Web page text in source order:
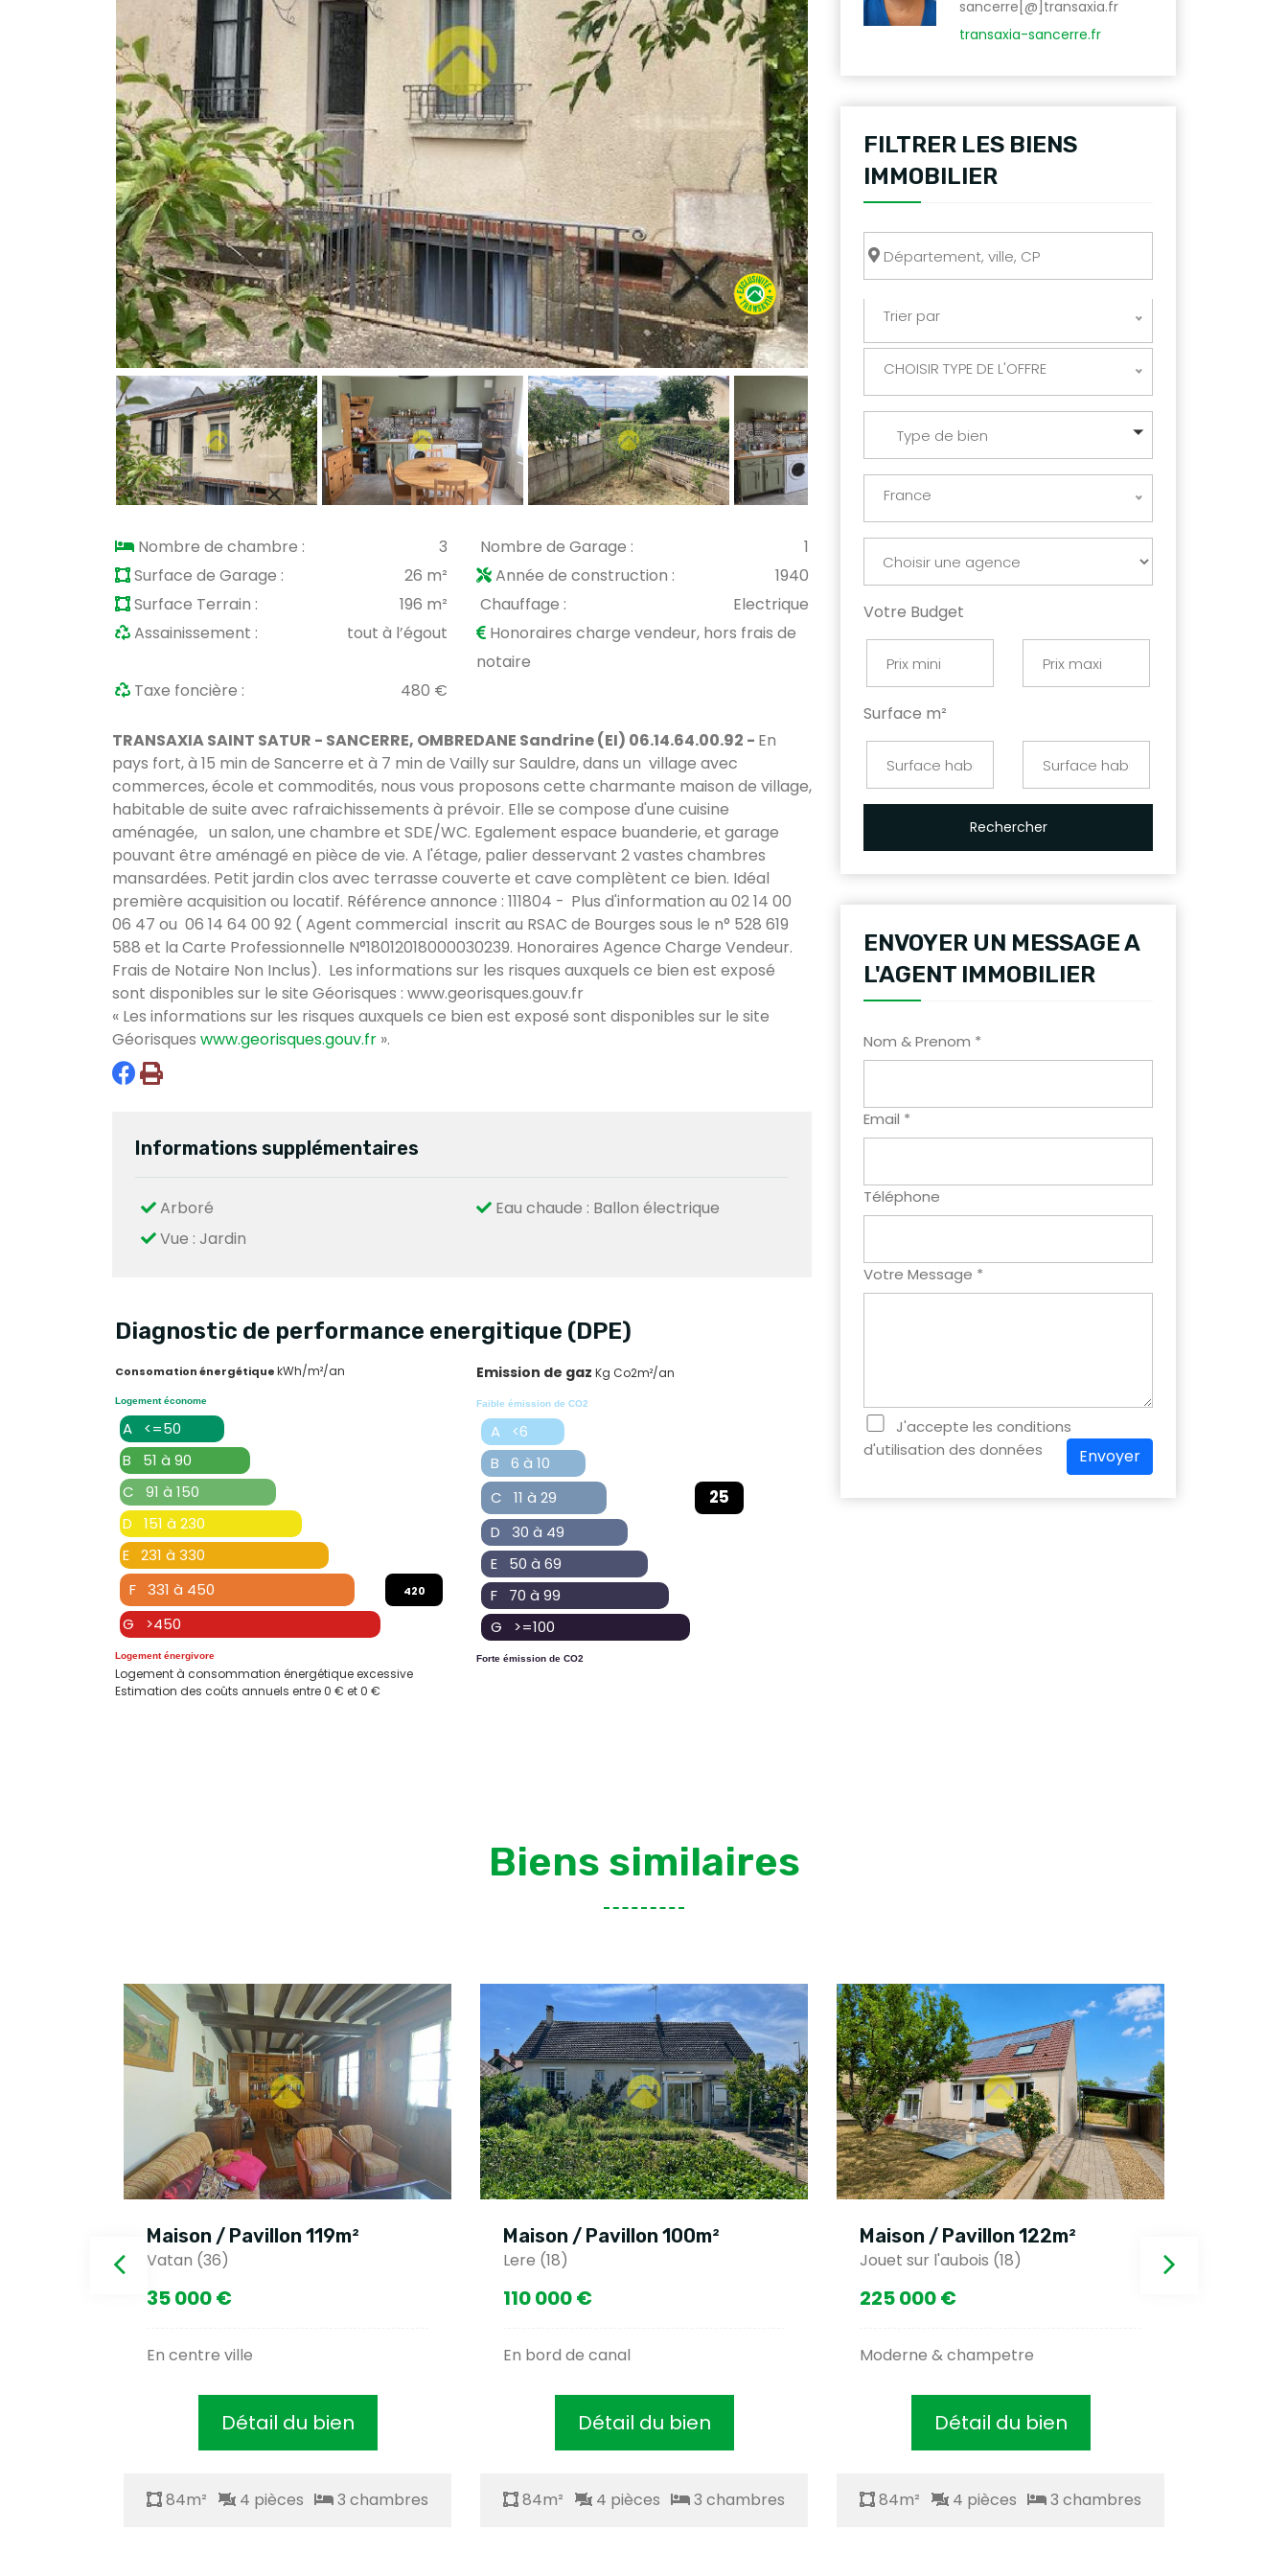
Nombre de chambre : 3 Nombre de Garage :
1
Surface de Garage :
26 m² Année de construction :
1940
Surface Terrain :
196 m² Chauffage :
Electrique
Assainissement :
tout à l’égout
Honoraires charge vendeur, hors frais de
notaire
Taxe foncière :
480 €
TRANSAXIA SAINT SATUR - SANCERRE, OMBREDANE Sandrine (EI) 06.14.64.00.92 - En
pays fort, à 15 min de Sancerre et à 7 min de Vailly sur Sauldre, dans un village avec
commerces, école et commodités, nous vous proposons cette charmante maison de village,
habitable de suite avec rafraichissements à prévoir. Elle se compose d'une cuisine
aménagée, un salon, une chambre et SDE/WC. Egalement espace buanderie, et garage
pouvant être aménagé en pièce de vie. A l'étage, palier desservant 2 vastes chambres
mansardées. Petit jardin clos avec terrasse couverte et cave complètent ce bien. Idéal
première acquisition ou locatif. Référence annonce : 111804 - Plus d'information au 02 14 00
06 47 ou 06 14 64 00 92 ( Agent commercial inscrit au RSAC de Bourges sous le n° 528 619
588 et la Carte Professionnelle N°18012018000030239. Honoraires Agence Charge Vendeur.
Frais de Notaire Non Inclus). Les informations sur les risques auxquels ce bien est exposé
sont disponibles sur le site Géorisques : www.georisques.gouv.fr
« Les informations sur les risques auxquels ce bien est exposé sont disponibles sur le site
Géorisques www.georisques.gouv.fr ».
Informations supplémentaires
Arboré
Eau chaude : Ballon électrique
Vue : Jardin
Diagnostic de performance energitique (DPE)
Consomation énergétiquekWh/m²/an
Logement économe
A <=50
B 51 à 90
C 91 à 150
D 151 à 230
E 231 à 330
F 331 à 450
420
G >450
Logement énergivore
Logement à consommation énergétique excessive
Estimation des coûts annuels entre 0 € et 0 €
Emission de gaz Kg Co2m²/an
Faible émission de CO2
A <6
B 6 à 10
C 11 à 29
25
D 30 à 49
E 50 à 69
F 70 à 99
G >=100
Forte émission de CO2
sancerre[@]transaxia.fr
transaxia-sancerre.fr
FILTRER LES BIENS
IMMOBILIER
Trier par
CHOISIR TYPE DE L'OFFRE
Type de bien
France
Votre Budget
Surface m²
Rechercher
ENVOYER UN MESSAGE A
L'AGENT IMMOBILIER
Nom & Prenom *
Email *
Téléphone
Votre Message *
J'accepte les conditions
d'utilisation des données
Envoyer
Biens similaires
Maison / Pavillon 119m²
Vatan (36)
35 000 €
En centre ville
Détail du bien
84m² 4 pièces 3 chambres
Maison / Pavillon 100m²
Lere (18)
110 000 €
En bord de canal
Détail du bien
84m² 4 pièces 3 chambres
Maison / Pavillon 122m²
Jouet sur l'aubois (18)
225 000 €
Moderne & champetre
Détail du bien
84m² 4 pièces 3 chambres